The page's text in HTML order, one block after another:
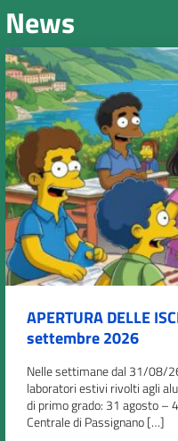
News
APERTURA DELLE
settembre 2026
Nelle settimane dal 31/08/
laboratori estivi rivolti agli
di primo grado: 31 agosto
Centrale di Passignano […]